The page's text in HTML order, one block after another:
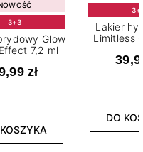
3+3
Glow
7,2 ml
zł
Lakier
Limitless
DO